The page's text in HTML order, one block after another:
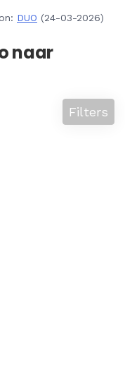
DUO (24-03-2026)
naar
Filters